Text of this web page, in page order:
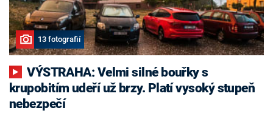
13 fotografií
VÝSTRAHA: Velmi silné bouřky s
krupobitím udeří už brzy. Platí vysoký stupeň
nebezpečí